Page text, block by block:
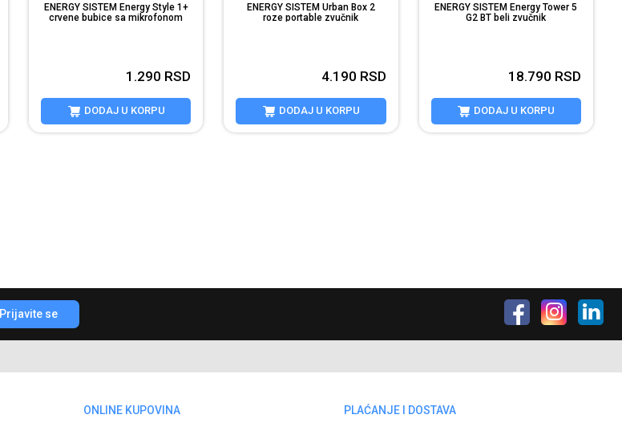
ENERGY SISTEM Energy Style 1+
crvene bubice sa mikrofonom
1.290 RSD
DODAJ U KORPU
ENERGY SISTEM Urban Box 2
roze portable zvučnik
4.190 RSD
DODAJ U KORPU
ENERGY SISTEM Energy Tower 5
G2 BT beli zvučnik
18.790 RSD
DODAJ U KORPU
Prijavite se
ONLINE KUPOVINA PLAĆANJE I DOSTAVA